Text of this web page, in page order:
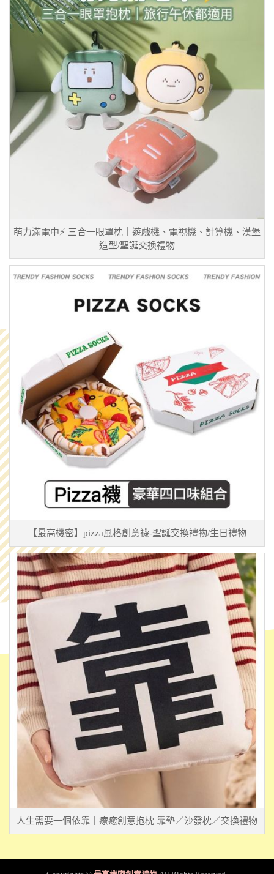
萌力滿電中⚡ 三合一眼罩枕｜遊戲機、電視機、計算機、漢堡
造型/聖誕交換禮物
【最高機密】pizza風格創意襪-聖誕交換禮物/生日禮物
人生需要一個依靠｜療癒創意抱枕 靠墊／沙發枕／交換禮物